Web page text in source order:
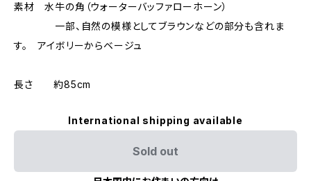
素材 水牛の角（ウォーターバッファローホーン）
一部、自然の模様としてブラウンなどの部分も含れま
す。 アイボリーからベージュ
長さ 約85cm
International shipping available
Sold out